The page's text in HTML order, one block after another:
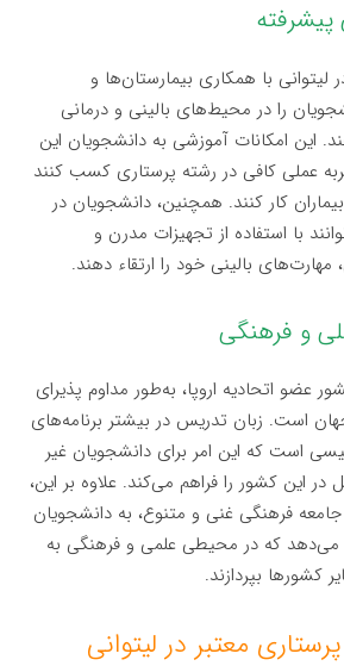
لیتوانی با همکاری بیمارستان‌ها و
را در محیط‌های بالینی و درمانی
این امکانات آموزشی به دانشجویان این
عملی کافی در رشته پرستاری کسب کنند
کار کنند. همچنین، دانشجویان در
با استفاده از تجهیزات مدرن و
بالینی خود را ارتقاء دهند.
عضو اتحادیه اروپا، به‌طور مداوم پذیرای
است. زبان تدریس در بیشتر برنامه‌های
است که این امر برای دانشجویان غیر
در این کشور را فراهم می‌کند. علاوه بر این،
جامعه فرهنگی غنی و متنوع، به دانشجویان
می‌دهد که در محیطی علمی و فرهنگی به
کشورها بپردازند.